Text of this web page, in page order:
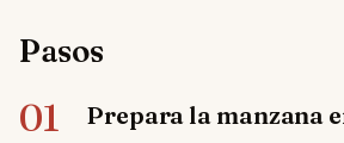
Pasos
01 Prepara la manzana